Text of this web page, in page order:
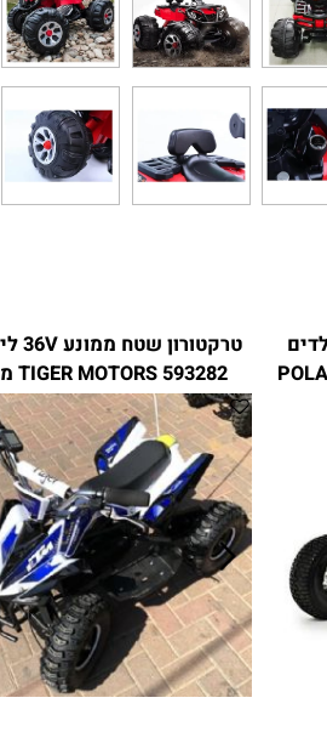
טרקטורון שטח ממונע 36V לילדים
593282 TIGER MOTORS מנוע
בראש